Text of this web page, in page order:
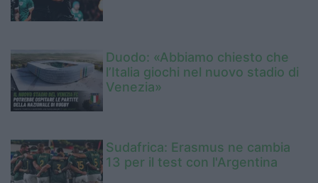
Duodo: «Abbiamo chiesto che
l’Italia giochi nel nuovo stadio di
Venezia»
Sudafrica: Erasmus ne cambia
13 per il test con l'Argentina